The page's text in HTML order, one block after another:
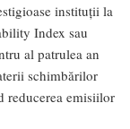
instituții la
Index sau
al patrulea an
schimbărilor
reducerea emisiilor